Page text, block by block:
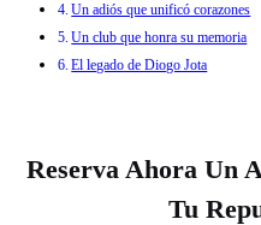
Un adiós que unificó corazones
Un club que honra su memoria
El legado de Diogo Jota
Reserva Ahora Un
Tu